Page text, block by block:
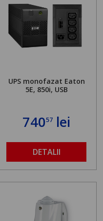
UPS monofazat Eaton
5E, 850i, USB
74057 lei
DETALII